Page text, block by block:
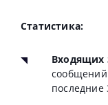
Статистика:
Входящих
последние